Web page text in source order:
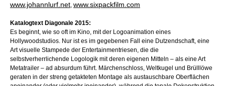
www.johannlurf.net, www.sixpackfilm.com
Katalogtext Diagonale 2015:
Es beginnt, wie so oft im Kino, mit der Logoanimation eines
Hollywoodstudios. Nur ist es im gegebenen Fall eine Dutzendschaft, eine
Art visuelle Stampede der Entertainmentriesen, die die
selbstverherrlichende Logologik mit deren eigenen Mitteln – als eine Art
Metatrailer – ad absurdum führt. Märchenschloss, Weltkugel und Brülllöwe
geraten in der streng getakteten Montage als austauschbare Oberflächen